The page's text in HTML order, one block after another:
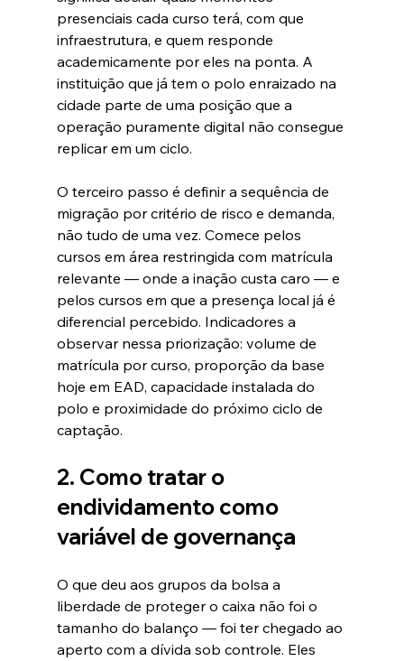
presenciais cada curso terá, com que
infraestrutura, e quem responde
academicamente por eles na ponta. A
instituição que já tem o polo enraizado na
cidade parte de uma posição que a
operação puramente digital não consegue
replicar em um ciclo.
O terceiro passo é definir a sequência de
migração por critério de risco e demanda,
não tudo de uma vez. Comece pelos
cursos em área restringida com matrícula
relevante — onde a inação custa caro — e
pelos cursos em que a presença local já é
diferencial percebido. Indicadores a
observar nessa priorização: volume de
matrícula por curso, proporção da base
hoje em EAD, capacidade instalada do
polo e proximidade do próximo ciclo de
captação.
2. Como tratar o
endividamento como
variável de governança
O que deu aos grupos da bolsa a
liberdade de proteger o caixa não foi o
tamanho do balanço — foi ter chegado ao
aperto com a dívida sob controle. Eles